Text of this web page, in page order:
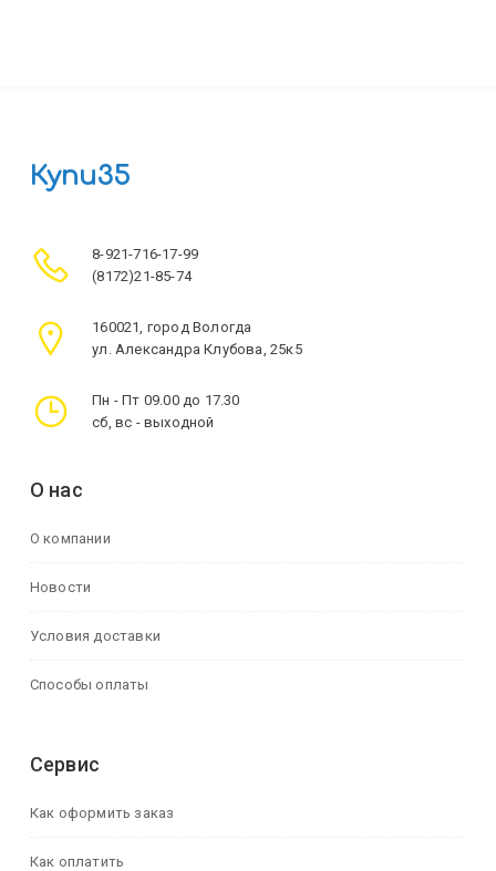
Купи35
8-921-716-17-99
(8172)21-85-74
160021, город Вологда
ул. Александра Клубова, 25к5
Пн - Пт 09.00 до 17.30
сб, вс - выходной
О нас
О компании
Новости
Условия доставки
Способы оплаты
Сервис
Как оформить заказ
Как оплатить